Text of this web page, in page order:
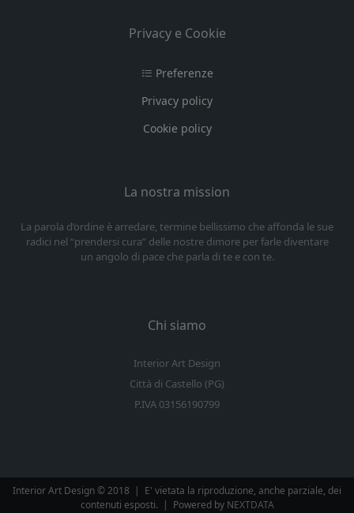
Privacy e Cookie
Preferenze
Privacy policy
Cookie policy
La nostra mission
La parola d’ordine è arredare, termine bellissimo che affonda le sue
radici nel “prendersi cura” delle nostre dimore per farle diventare
un angolo di pace che parla di te e con te.
Chi siamo
Interior Art Design
Città di Castello (PG)
P.IVA 03156190799
Interior Art Design © 2018 | E' vietata la riproduzione, anche parziale, dei
contenuti esposti. | Powered by NEXTDATA